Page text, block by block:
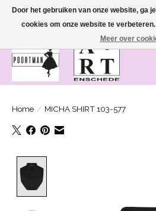
SASHIONABLE - damesmode in Bemmel en
Home / MICHA SHIRT 103-577
Door het gebruiken van onze website, ga
cookies om onze website te verbeteren.
Meer over